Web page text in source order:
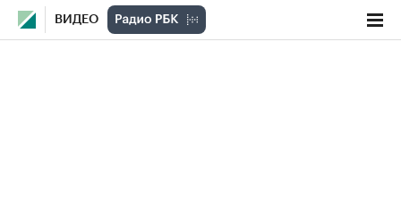
ВИДЕО